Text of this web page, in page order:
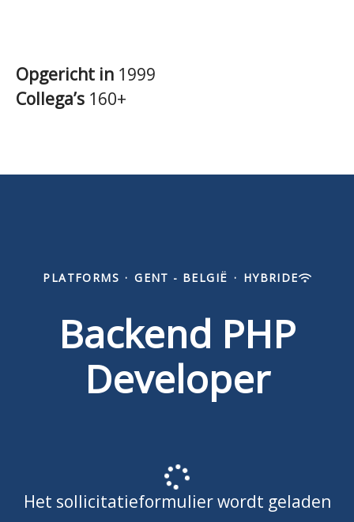
Opgericht in 1999
Collega’s 160+
PLATFORMS · GENT - BELGIË · HYBRIDE
Backend PHP
Developer
Het sollicitatieformulier wordt geladen